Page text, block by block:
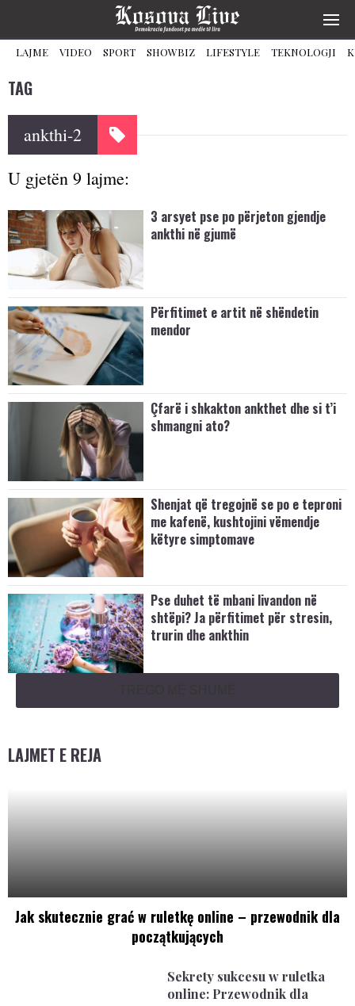
LAJME VIDEO SPORT SHOWBIZ LIFESTYLE TEKNOLOGJI
TAG
ankthi-2
U gjetën 9 lajme:
3 arsyet pse po përjeton gjendje
ankthi në gjumë
Përfitimet e artit në shëndetin
mendor
Çfarë i shkakton ankthet dhe si t’i
shmangni ato?
Shenjat që tregojnë se po e teproni
me kafenë, kushtojini vëmendje
këtyre simptomave
Pse duhet të mbani livandon në
shtëpi? Ja përfitimet për stresin,
trurin dhe ankthin
LAJMET E REJA
Jak skutecznie grać w ruletkę online – przewodnik dla
początkujących
Sekrety sukcesu w ruletka
online: Przewodnik dla